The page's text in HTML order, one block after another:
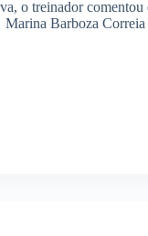
o treinador
Marina Barboza Correia